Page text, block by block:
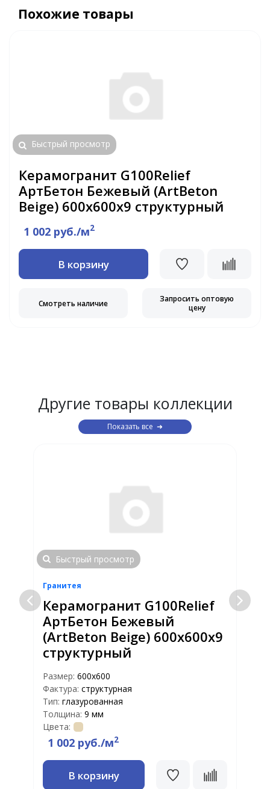
Похожие товары
Быстрый просмотр
Керамогранит G100Relief
АртБетон Бежевый (ArtBeton
Beige) 600х600х9 структурный
1 002 руб./м2
В корзину
Смотреть наличие
Запросить оптовую
цену
Другие товары коллекции
Показать все
Быстрый просмотр
Гранитея
Керамогранит G100Relief
АртБетон Бежевый
(ArtBeton Beige) 600х600х9
структурный
Размер: 600х600
Фактура: структурная
Тип: глазурованная
Толщина: 9 мм
Цвета:
1 002 руб./м2
В корзину